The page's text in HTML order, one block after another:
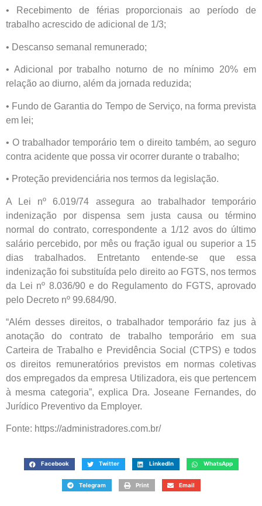
• Recebimento de férias proporcionais ao período de
trabalho acrescido de adicional de 1/3;
• Descanso semanal remunerado;
• Adicional por trabalho noturno de no mínimo 20% em
relação ao diurno, além da jornada reduzida;
• Fundo de Garantia do Tempo de Serviço, na forma prevista
em lei;
• O trabalhador temporário tem o direito também, ao seguro
contra acidente que possa vir ocorrer durante o trabalho;
• Proteção previdenciária nos termos da legislação.
A Lei nº 6.019/74 assegura ao trabalhador temporário
indenização por dispensa sem justa causa ou término
normal do contrato, correspondente a 1/12 avos do último
salário percebido, por mês ou fração igual ou superior a 15
dias trabalhados. Entretanto entende-se que essa
indenização foi substituída pelo direito ao FGTS, nos termos
da Lei nº 8.036/90 e do Regulamento do FGTS, aprovado
pelo Decreto nº 99.684/90.
“Além desses direitos, o trabalhador temporário faz jus à
anotação do contrato de trabalho temporário em sua
Carteira de Trabalho e Previdência Social (CTPS) e todos
os direitos remuneratórios previstos em normas coletivas
dos empregados da empresa Utilizadora, eis que pertencem
à mesma categoria”, explica Dra. Joseane Fernandes, do
Jurídico Preventivo da Employer.
Fonte: https://administradores.com.br/
Facebook Twitter LinkedIn WhatsApp
Telegram Print Email